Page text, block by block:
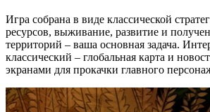
Игра собрана в виде классической
ресурсов, выживание, развитие и
территорий – ваша основная задача.
классический – глобальная карта и
экранами для прокачки главного